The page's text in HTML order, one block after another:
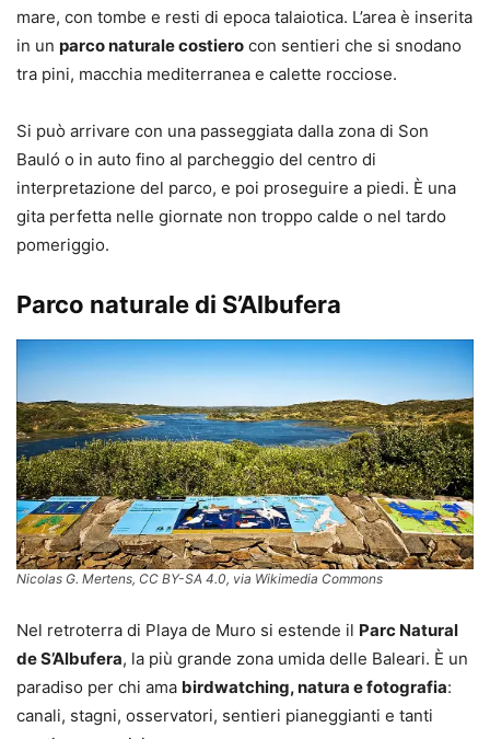
mare, con tombe e resti di epoca talaiotica. L’area è inserita
in un parco naturale costiero con sentieri che si snodano
tra pini, macchia mediterranea e calette rocciose.
Si può arrivare con una passeggiata dalla zona di Son
Bauló o in auto fino al parcheggio del centro di
interpretazione del parco, e poi proseguire a piedi. È una
gita perfetta nelle giornate non troppo calde o nel tardo
pomeriggio.
Parco naturale di S’Albufera
Nicolas G. Mertens, CC BY-SA 4.0, via Wikimedia Commons
Nel retroterra di Playa de Muro si estende il Parc Natural
de S’Albufera, la più grande zona umida delle Baleari. È un
paradiso per chi ama birdwatching, natura e fotografia:
canali, stagni, osservatori, sentieri pianeggianti e tanti